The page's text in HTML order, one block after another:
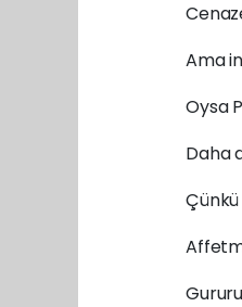
Ama
Oysa
Daha